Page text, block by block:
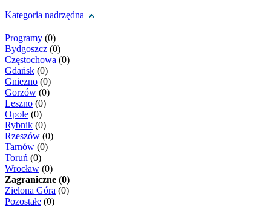
Kategoria nadrzędna
Programy (0)
Bydgoszcz (0)
Częstochowa (0)
Gdańsk (0)
Gniezno (0)
Gorzów (0)
Leszno (0)
Opole (0)
Rybnik (0)
Rzeszów (0)
Tarnów (0)
Toruń (0)
Wrocław (0)
Zagraniczne (0)
Zielona Góra (0)
Pozostałe (0)